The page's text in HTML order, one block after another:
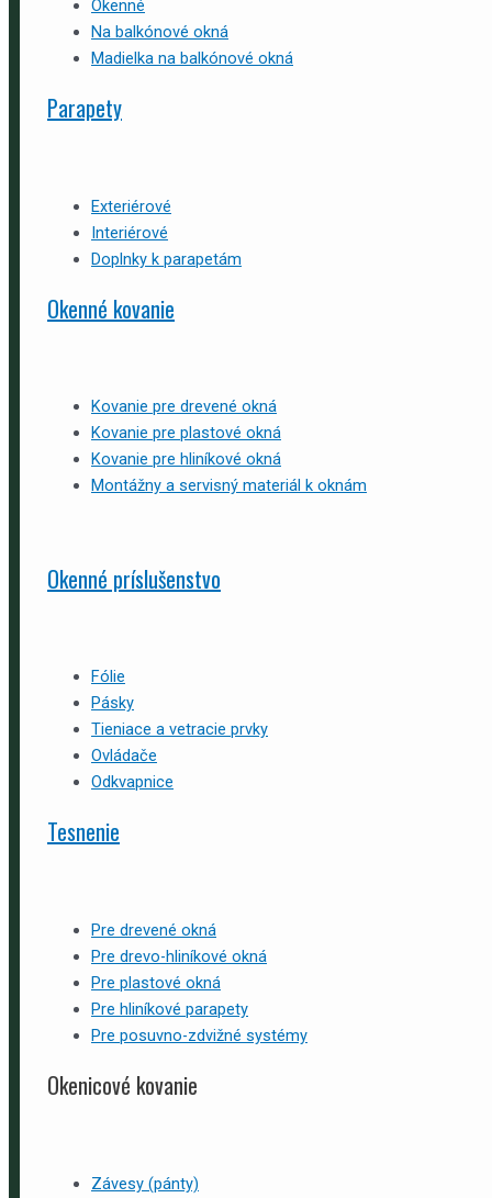
Okenné
Na balkónové okná
Madielka na balkónové okná
Parapety
Exteriérové
Interiérové
Doplnky k parapetám
Okenné kovanie
Kovanie pre drevené okná
Kovanie pre plastové okná
Kovanie pre hliníkové okná
Montážny a servisný materiál k oknám
Okenné príslušenstvo
Fólie
Pásky
Tieniace a vetracie prvky
Ovládače
Odkvapnice
Tesnenie
Pre drevené okná
Pre drevo-hliníkové okná
Pre plastové okná
Pre hliníkové parapety
Pre posuvno-zdvižné systémy
Okenicové kovanie
Závesy (pánty)